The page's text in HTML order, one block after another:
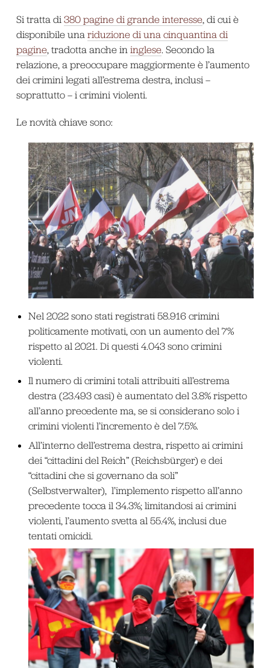
Si tratta di 380 pagine di grande interesse, di cui è
disponibile una riduzione di una cinquantina di
pagine, tradotta anche in inglese. Secondo la
relazione, a preoccupare maggiormente è l’aumento
dei crimini legati all’estrema destra, inclusi –
soprattutto – i crimini violenti.
Le novità chiave sono:
Nel 2022 sono stati registrati 58.916 crimini
politicamente motivati, con un aumento del 7%
rispetto al 2021. Di questi 4.043 sono crimini
violenti.
Il numero di crimini totali attribuiti all’estrema
destra (23.493 casi) è aumentato del 3.8% rispetto
all’anno precedente ma, se si considerano solo i
crimini violenti l’incremento è del 7.5%.
All’interno dell’estrema destra, rispetto ai crimini
dei “cittadini del Reich” (Reichsbürger) e dei
“cittadini che si governano da soli”
(Selbstverwalter), l’implemento rispetto all’anno
precedente tocca il 34.3%; limitandosi ai crimini
violenti, l’aumento svetta al 55.4%, inclusi due
tentati omicidi.